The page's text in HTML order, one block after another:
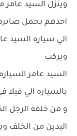
وينزل السيد عامر
احدهم يحمل صابره
الي سياره السيد
ويركب
السيد عامر
بالسياره الي فيلا
و من خلفه الرجل
اليدين من الخلف